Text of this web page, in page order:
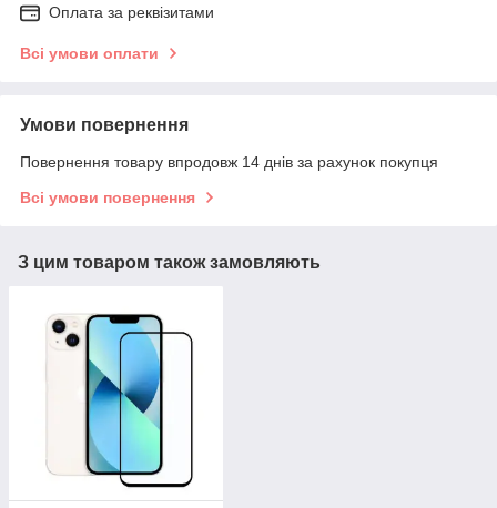
Оплата за реквізитами
Всі умови оплати
Умови повернення
Повернення товару впродовж 14 днів за рахунок покупця
Всі умови повернення
З цим товаром також замовляють